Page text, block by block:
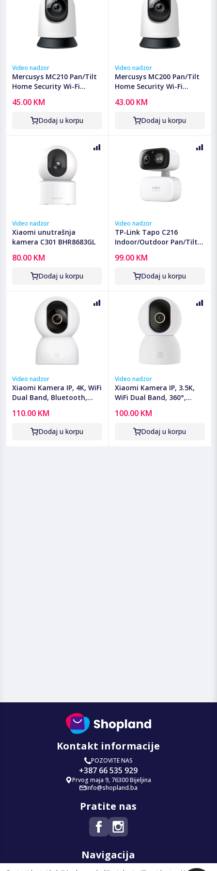
Video nadzor
Mercusys MC210 Pan/Tilt
Home Security Wi-Fi
2.4 GHz, Horizontal 360,
Pan/Tilt, Smart Detection
and Notifications
45.00 KM
Dodaj u korpu
Video nadzor
Mercusys MC200 Pan/Tilt
Home Security Wi-Fi
Horizontal 360, Pan/Tilt,
Smart Detection and
Notifications (motion,
43.00 KM
Dodaj u korpu
Video nadzor
Xiaomi unutrašnja
kamera C301 BHR8683GL
80.00 KM
Dodaj u korpu
Video nadzor
TP-Link Tapo C216
Indoor/Outdoor Pan/Tilt
(2304x1296), 2.4 GHz,
Horizontal 360, Pan/Tilt,
Smart Detection TAPO-
99.00 KM
Dodaj u korpu
Video nadzor
Xiaomi Kamera IP, 4K, WiFi
Dual Band, Bluetooth,
Smart Camera C701
110.00 KM
Dodaj u korpu
Video nadzor
Xiaomi Kamera IP, 3.5K,
WiFi Dual Band, 360°,
Camera C500
100.00 KM
Dodaj u korpu
Kontakt informacije
POZOVITE NAS
+387 66 535 929
Prvog maja 9, 76300 Bijeljina
info@shopland.ba
Pratite nas
Navigacija